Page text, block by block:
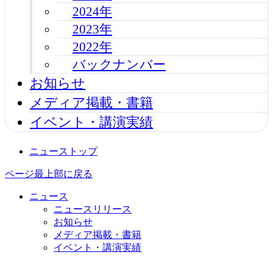
2024年
2023年
2022年
バックナンバー
お知らせ
メディア掲載・書籍
イベント・講演実績
ニューストップ
ページ最上部に戻る
ニュース
ニュースリリース
お知らせ
メディア掲載・書籍
イベント・講演実績